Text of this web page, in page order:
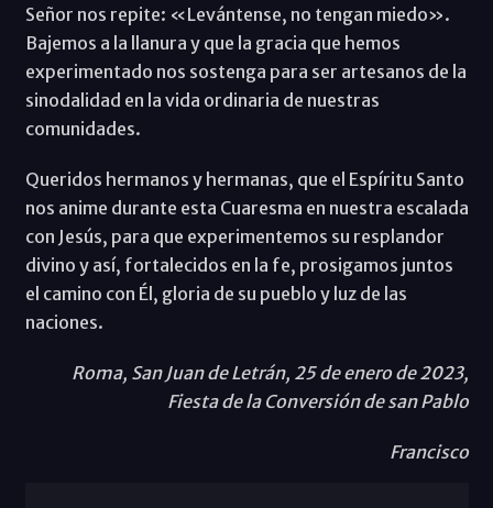
Señor nos repite: «Levántense, no tengan miedo».
Bajemos a la llanura y que la gracia que hemos
experimentado nos sostenga para ser artesanos de la
sinodalidad en la vida ordinaria de nuestras
comunidades.
Queridos hermanos y hermanas, que el Espíritu Santo
nos anime durante esta Cuaresma en nuestra escalada
con Jesús, para que experimentemos su resplandor
divino y así, fortalecidos en la fe, prosigamos juntos
el camino con Él, gloria de su pueblo y luz de las
naciones.
Roma, San Juan de Letrán, 25 de enero de 2023,
Fiesta de la Conversión de san Pablo
Francisco